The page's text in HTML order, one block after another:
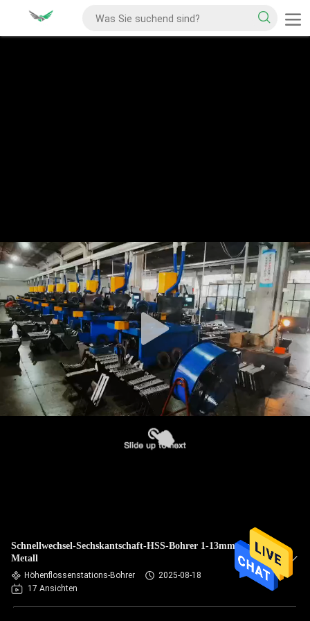
Schnellwechsel-Sechskantschaft-HSS-Bohrer 1-13mm für
Metall
Höhenflossenstations-Bohrer
2025-08-18
17 Ansichten